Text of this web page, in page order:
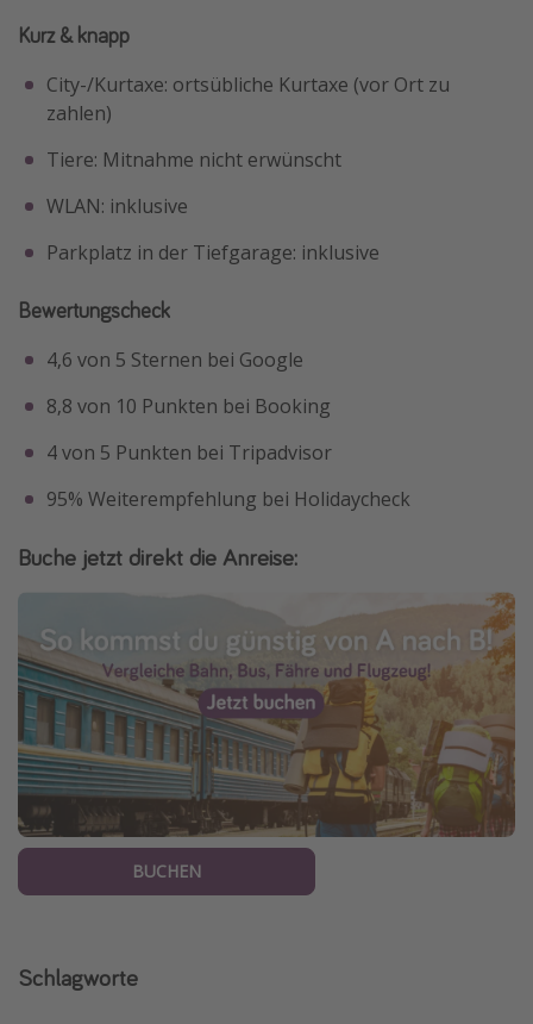
Kurz & knapp
City-/Kurtaxe: ortsübliche Kurtaxe (vor Ort zu
zahlen)
Tiere: Mitnahme nicht erwünscht
WLAN: inklusive
Parkplatz in der Tiefgarage: inklusive
Bewertungscheck
4,6 von 5 Sternen bei Google
8,8 von 10 Punkten bei Booking
4 von 5 Punkten bei Tripadvisor
95% Weiterempfehlung bei Holidaycheck
Buche jetzt direkt die Anreise:
BUCHEN
Schlagworte